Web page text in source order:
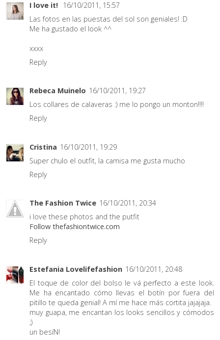
I love it! 16/10/2011, 15:57
Las fotos en las puestas del sol son geniales! :D
Me ha gustado el look ^^
xxxx
Reply
Rebeca Muinelo 16/10/2011, 19:27
Los collares de calaveras :) me lo pongo un monton!!!!
Reply
Cristina 16/10/2011, 19:29
Super chulo el outfit, la camisa me gusta mucho
Reply
The Fashion Twice 16/10/2011, 20:34
i love these photos and the putfit
Follow thefashiontwice.com
Reply
Estefania Lovelifefashion 16/10/2011, 20:48
El toque de color del bolso le vá perfecto a este look.
Me ha encantado cómo llevas el botín por fuera del
pitillo te queda genial! A mí me hace más cortita jajajaja.
muy guapa, me encantan los looks sencillos y cómodos
;)
un besíN!